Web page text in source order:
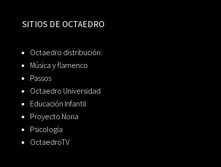
SITIOS DE OCTAEDRO
Octaedro distribución
Música y flamenco
Passos
Octaedro Universidad
Educación Infantil
Proyecto Noria
Psicología
OctaedroTV